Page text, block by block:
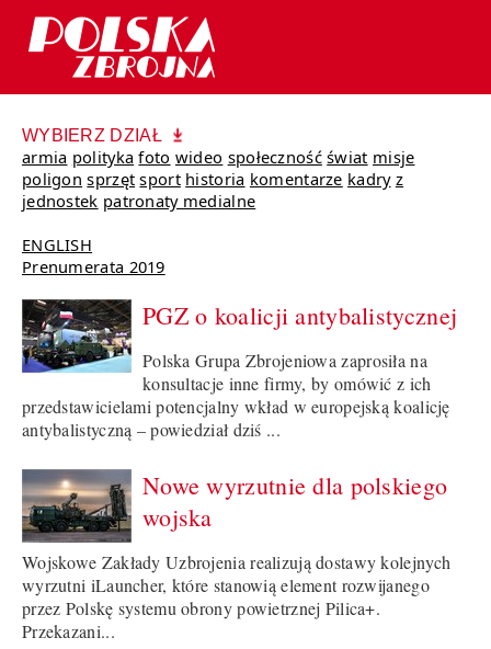
WYBIERZ DZIAŁ
armia polityka foto wideo społeczność świat misje
poligon sprzęt sport historia komentarze kadry z
jednostek patronaty medialne
ENGLISH
Prenumerata 2019
PGZ o koalicji antybalistycznej
Polska Grupa Zbrojeniowa zaprosiła na
konsultacje inne firmy, by omówić z ich
przedstawicielami potencjalny wkład w europejską koalicję
antybalistyczną – powiedział dziś ...
Nowe wyrzutnie dla polskiego
wojska
Wojskowe Zakłady Uzbrojenia realizują dostawy kolejnych
wyrzutni iLauncher, które stanowią element rozwijanego
przez Polskę systemu obrony powietrznej Pilica+.
Przekazani...